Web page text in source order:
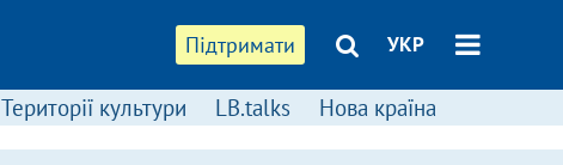
Підтримати УКР
Території культури LB.talks Нова країна